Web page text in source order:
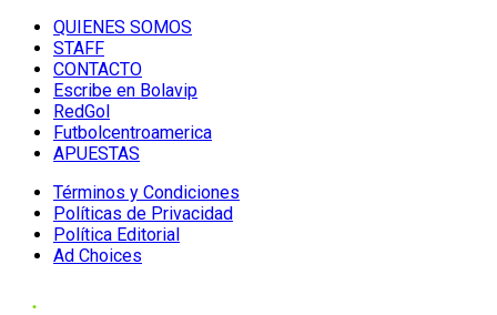
QUIENES SOMOS
STAFF
CONTACTO
Escribe en Bolavip
RedGol
Futbolcentroamerica
APUESTAS
Términos y Condiciones
Políticas de Privacidad
Política Editorial
Ad Choices